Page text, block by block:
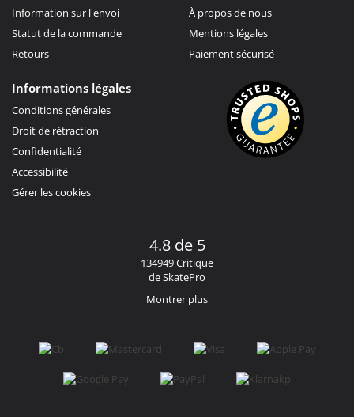
Information sur l'envoi
Statut de la commande
Retours
À propos de nous
Mentions légales
Paiement sécurisé
Informations légales
Conditions générales
Droit de rétraction
Confidentialité
Accessibilité
Gérer les cookies
4.8 de 5
134949 Critique
de SkatePro
Montrer plus